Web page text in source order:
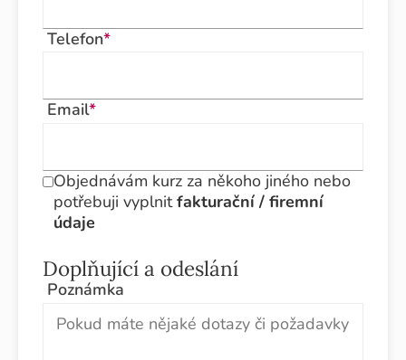
Telefon*
Email*
Objednávám kurz za někoho jiného nebo
potřebuji vyplnitfakturační / firemní
údaje
Doplňující a odeslání
Poznámka